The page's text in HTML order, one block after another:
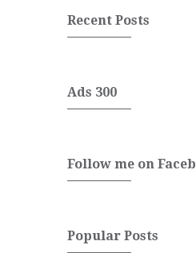
Recent Posts
Ads 300
Follow me on
Popular Posts